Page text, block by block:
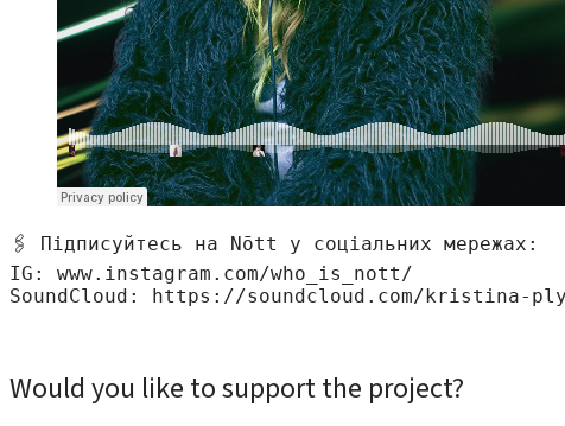
🖇 Підписуйтесь на Nōtt у соціальних мережах:
IG: www.instagram.com/who_is_nott/
SoundCloud: https://soundcloud.com/kristina-
Would you like to support the project?